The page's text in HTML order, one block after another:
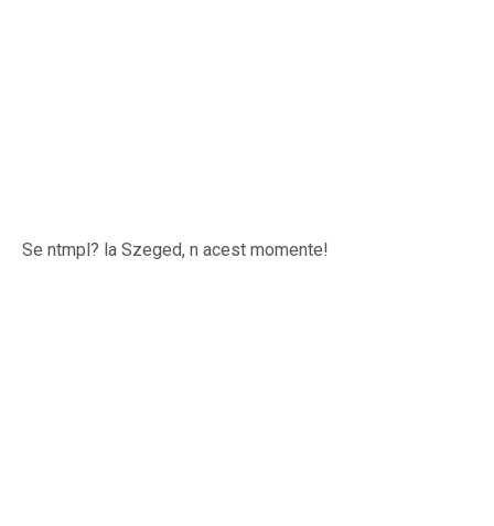
Se ntmpl? la Szeged, n acest momente!